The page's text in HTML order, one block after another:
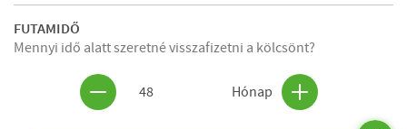
FUTAMIDŐ
Mennyi idő alatt szeretné visszafizetni a kölcsönt?
48 Hónap